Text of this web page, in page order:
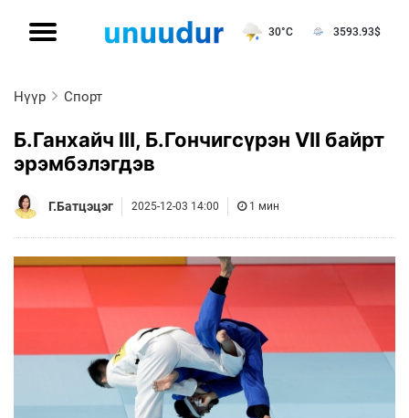
30°C 3593.93$
Нүүр Спорт
Б.Ганхайч III, Б.Гончигсүрэн VII байрт
эрэмбэлэгдэв
Г.Батцэцэг 2025-12-03 14:00 1 мин